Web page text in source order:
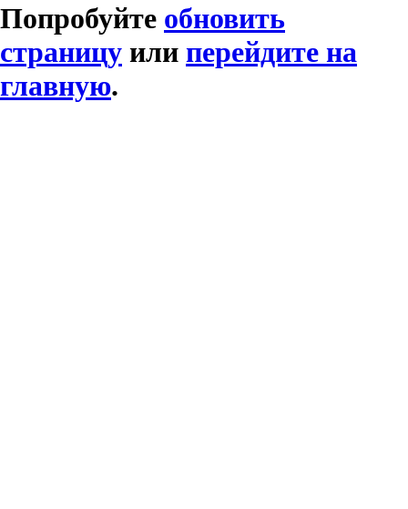
Попробуйте обновить
страницу или перейдите на
главную.